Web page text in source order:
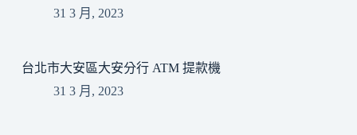
31 3 月, 2023
台北市大安區大安分行 ATM 提款機
31 3 月, 2023